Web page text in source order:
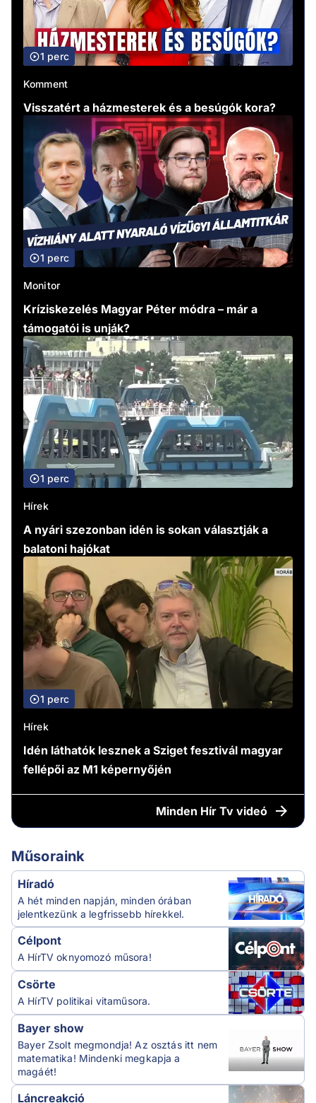
1 perc
Komment
Visszatért a házmesterek és a besúgók kora?
1 perc
Monitor
Kríziskezelés Magyar Péter módra – már a
támogatói is unják?
1 perc
Hírek
A nyári szezonban idén is sokan választják a
balatoni hajókat
1 perc
Hírek
Idén láthatók lesznek a Sziget fesztivál magyar
fellépői az M1 képernyőjén
Minden Hír Tv videó
Műsoraink
Híradó
A hét minden napján, minden órában
jelentkezünk a legfrissebb hírekkel.
Célpont
A HírTV oknyomozó műsora!
Csörte
A HírTV politikai vitaműsora.
Bayer show
Bayer Zsolt megmondja! Az osztás itt nem
matematika! Mindenki megkapja a
magáét!
Láncreakció